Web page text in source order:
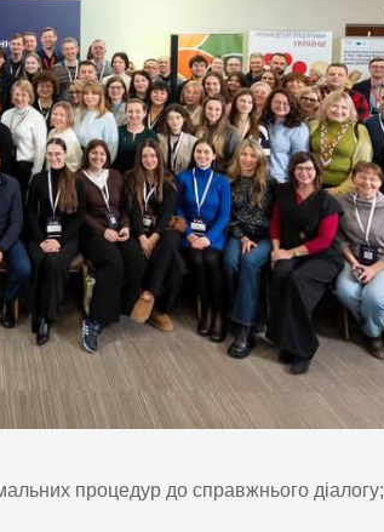
процедур до справжнього діалогу;